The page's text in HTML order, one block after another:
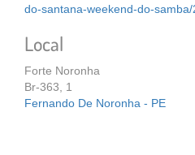
do-santana-weekend-do-samba/
Local
Forte Noronha
Br-363, 1
Fernando De Noronha - PE